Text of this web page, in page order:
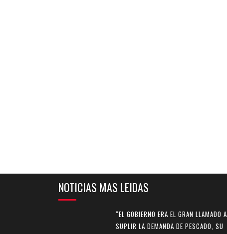
NOTICIAS MAS LEIDAS
“EL GOBIERNO ERA EL GRAN LLAMADO A
SUPLIR LA DEMANDA DE PESCADO, SU